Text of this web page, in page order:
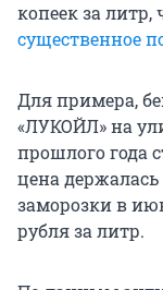
копеек за литр,
существенное
Для примера,
«ЛУКОЙЛ» на
прошлого года
цена
заморозки в
рубля за литр.